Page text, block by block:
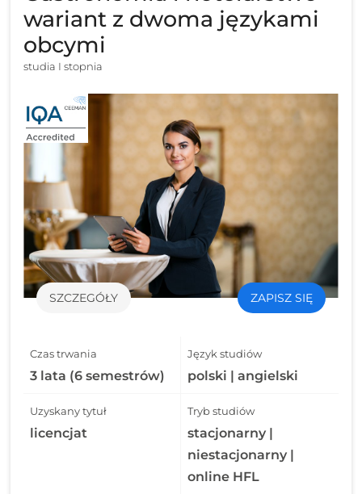
wariant z dwoma językami
obcymi
studia I stopnia
SZCZEGÓŁY ZAPISZ SIĘ
Czas trwania
3 lata (6 semestrów)
Język studiów
polski | angielski
Uzyskany tytuł
licencjat
Tryb studiów
stacjonarny |
niestacjonarny |
online HFL